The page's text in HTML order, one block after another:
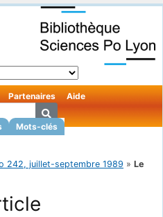
Mots-clés
Partenaires Aide
242, juillet-septembre 1989 » Le